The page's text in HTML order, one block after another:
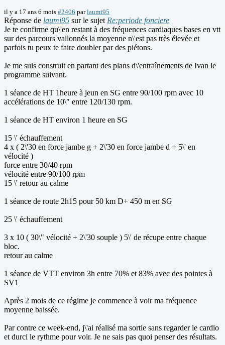
il y a 17 ans 6 mois #2406 parlaumi95
Réponse de laumi95 sur le sujet Re:periode fonciere
Je te confirme qu\'en restant à des fréquences cardiaques bases en vtt
sur des parcours vallonnés la moyenne n\'est pas très élevée et
parfois tu peux te faire doubler par des piétons.
Je me suis construit en partant des plans d\'entraînements de Ivan le
programme suivant.
1 séance de HT 1heure à jeun en SG entre 90/100 rpm avec 10
accélérations de 10\" entre 120/130 rpm.
1 séance de HT environ 1 heure en SG
15 \' échauffement
4 x ( 2\'30 en force jambe g + 2\'30 en force jambe d + 5\' en
vélocité )
force entre 30/40 rpm
vélocité entre 90/100 rpm
15 \' retour au calme
1 séance de route 2h15 pour 50 km D+ 450 m en SG
25 \' échauffement
3 x 10 ( 30\" vélocité + 2\'30 souple ) 5\' de récupe entre chaque
bloc.
retour au calme
1 séance de VTT environ 3h entre 70% et 83% avec des pointes à
SV1
Après 2 mois de ce régime je commence à voir ma fréquence
moyenne baissée.
Par contre ce week-end, j\'ai réalisé ma sortie sans regarder le cardio
et durci le rythme pour voir. Je ne sais pas quoi penser des résultats.